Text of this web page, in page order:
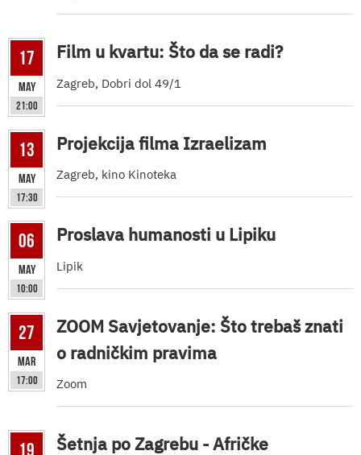
17
May
21:00
Film u kvartu: Što da se radi?
Zagreb, Dobri dol 49/1
13
May
17:30
Projekcija filma Izraelizam
Zagreb, kino Kinoteka
06
May
10:00
Proslava humanosti u Lipiku
Lipik
27
Mar
17:00
ZOOM Savjetovanje: Što trebaš znati
o radničkim pravima
Zoom
19 Šetnja po Zagrebu - Afričke